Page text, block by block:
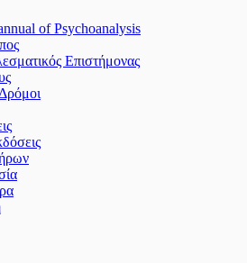
of Psychoanalysis
Επιστήμονας